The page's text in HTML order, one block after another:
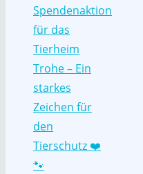
Spendenaktion
für das
Tierheim
Trohe – Ein
starkes
Zeichen für
den
Tierschutz ❤️
🐾